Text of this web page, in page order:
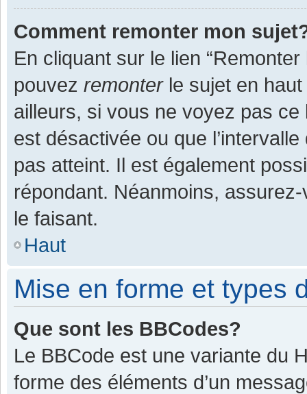
Comment remonter mon
En cliquant sur le lien
pouvez remonterle sujet en haut
ailleurs, si vous ne voyez pas
est désactivée ou que
pas atteint. Il est également
répondant. Néanmoins,
le faisant.
Haut
Mise en forme et types
Que sont les BBCodes?
Le BBCode est une variante du
forme des éléments d’un